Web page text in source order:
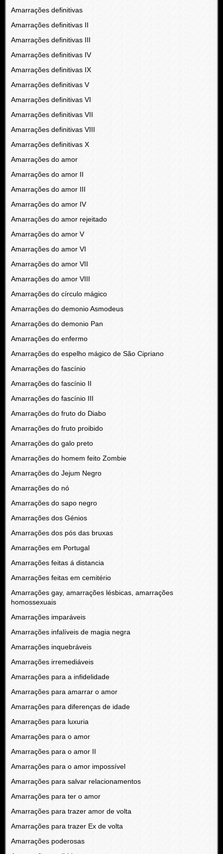
Amarrações definitivas
Amarrações definitivas II
Amarrações definitivas III
Amarrações definitivas IV
Amarrações definitivas IX
Amarrações definitivas V
Amarrações definitivas VI
Amarrações definitivas VII
Amarrações definitivas VIII
Amarrações definitivas X
Amarrações do amor
Amarrações do amor II
Amarrações do amor III
Amarrações do amor IV
Amarrações do amor rejeitado
Amarrações do amor V
Amarrações do amor VI
Amarrações do amor VII
Amarrações do amor VIII
Amarrações do círculo mágico
Amarrações do demonio Asmodeus
Amarrações do demonio Pan
Amarrações do enfermo
Amarrações do espelho mágico de São Cipriano
Amarrações do fascínio
Amarrações do fascínio II
Amarrações do fascínio III
Amarrações do fruto do Diabo
Amarrações do fruto proibido
Amarrações do galo preto
Amarrações do homem feito Zombie
Amarrações do Jejum Negro
Amarrações do nó
Amarrações do sapo negro
Amarrações dos Génios
Amarrações dos pós das bruxas
Amarrações em Portugal
Amarrações feitas á distancia
Amarrações feitas em cemitério
Amarrações gay, amarrações lésbicas, amarrações
homossexuais
Amarrações imparáveis
Amarrações infalíveis de magia negra
Amarrações inquebráveis
Amarrações irremediáveis
Amarrações para a infidelidade
Amarrações para amarrar o amor
Amarrações para diferenças de idade
Amarrações para luxuria
Amarrações para o amor
Amarrações para o amor II
Amarrações para o amor impossível
Amarrações para salvar relacionamentos
Amarrações para ter o amor
Amarrações para trazer amor de volta
Amarrações para trazer Ex de volta
Amarrações poderosas